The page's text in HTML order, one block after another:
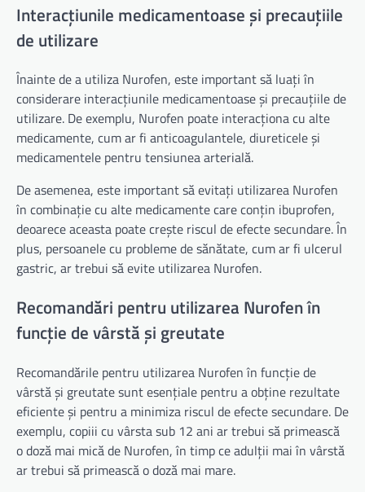
Interacțiunile medicamentoase și precauțiile
de utilizare
Înainte de a utiliza Nurofen, este important să luați în
considerare interacțiunile medicamentoase și precauțiile de
utilizare. De exemplu, Nurofen poate interacționa cu alte
medicamente, cum ar fi anticoagulantele, diureticele și
medicamentele pentru tensiunea arterială.
De asemenea, este important să evitați utilizarea Nurofen
în combinație cu alte medicamente care conțin ibuprofen,
deoarece aceasta poate crește riscul de efecte secundare. În
plus, persoanele cu probleme de sănătate, cum ar fi ulcerul
gastric, ar trebui să evite utilizarea Nurofen.
Recomandări pentru utilizarea Nurofen în
funcție de vârstă și greutate
Recomandările pentru utilizarea Nurofen în funcție de
vârstă și greutate sunt esențiale pentru a obține rezultate
eficiente și pentru a minimiza riscul de efecte secundare. De
exemplu, copiii cu vârsta sub 12 ani ar trebui să primească
o doză mai mică de Nurofen, în timp ce adulții mai în vârstă
ar trebui să primească o doză mai mare.